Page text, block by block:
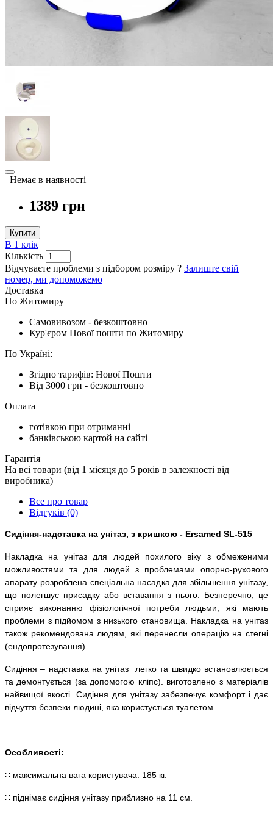
Немає в наявності
1389 грн
Купити
В 1 клік
Кількість
Відчуваєте проблеми з підбором розміру ? Залиште свій
номер, ми допоможемо
Доставка
По Житомиру
Cамовивозом - безкоштовно
Кур'єром Нової пошти по Житомиру
По Україні:
Згідно тарифів: Нової Пошти
Від 3000 грн - безкоштовно
Оплата
готівкою при отриманні
банківською картой на сайті
Гарантія
На всі товари (від 1 місяця до 5 років в залежності від
виробника)
Все про товар
Відгуків (0)
Сидіння-надставка на унітаз, з кришкою - Ersamed SL-515
Накладка на унітаз для людей похилого віку з обмеженими
можливостями та для людей з проблемами опорно-рухового
апарату розроблена спеціальна насадка для збільшення унітазу,
що полегшує присадку або вставання з нього. Безперечно, це
сприяє виконанню фізіологічної потреби людьми, які мають
проблеми з підйомом з низького становища. Накладка на унітаз
також рекомендована людям, які перенесли операцію на стегні
(ендопротезування).
Сидіння – надставка на унітаз легко та швидко встановлюється
та демонтується (за допомогою кліпс). виготовлено з матеріалів
найвищої якості. Сидіння для унітазу забезпечує комфорт і дає
відчуття безпеки людині, яка користується туалетом.
Особливості:
∷ максимальна вага користувача: 185 кг.
∷ піднімає сидіння унітазу приблизно на 11 см.